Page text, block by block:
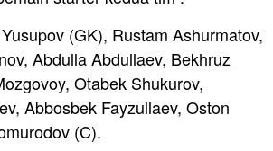
(GK), Rustam Ashurmatov,
Abdulla Abdullaev, Bekhruz
Otabek Shukurov,
Abbosbek Fayzullaev, Oston
(C).